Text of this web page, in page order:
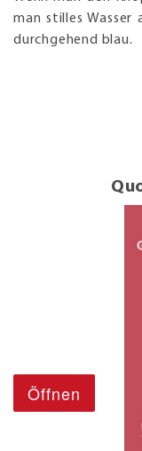
man stilles Wasser
durchgehend blau.